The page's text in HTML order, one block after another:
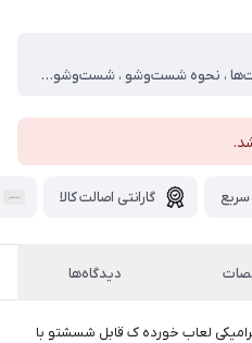
تعداد پارچه ، ۱ پارچه ، ویژگی و قابلیت‌ها ، نحوه شست‌وشو ، شست‌وشو با دست ، طراحی و ساختار ظاهری ، تعداد طبقه ، عدد یک ، جنس ، پلی‌استر
سریع گارانتی اصالت کالا
دیدگاه‌ها
اردو سرامیکی لعاب خورده ک قابل شسشتو با